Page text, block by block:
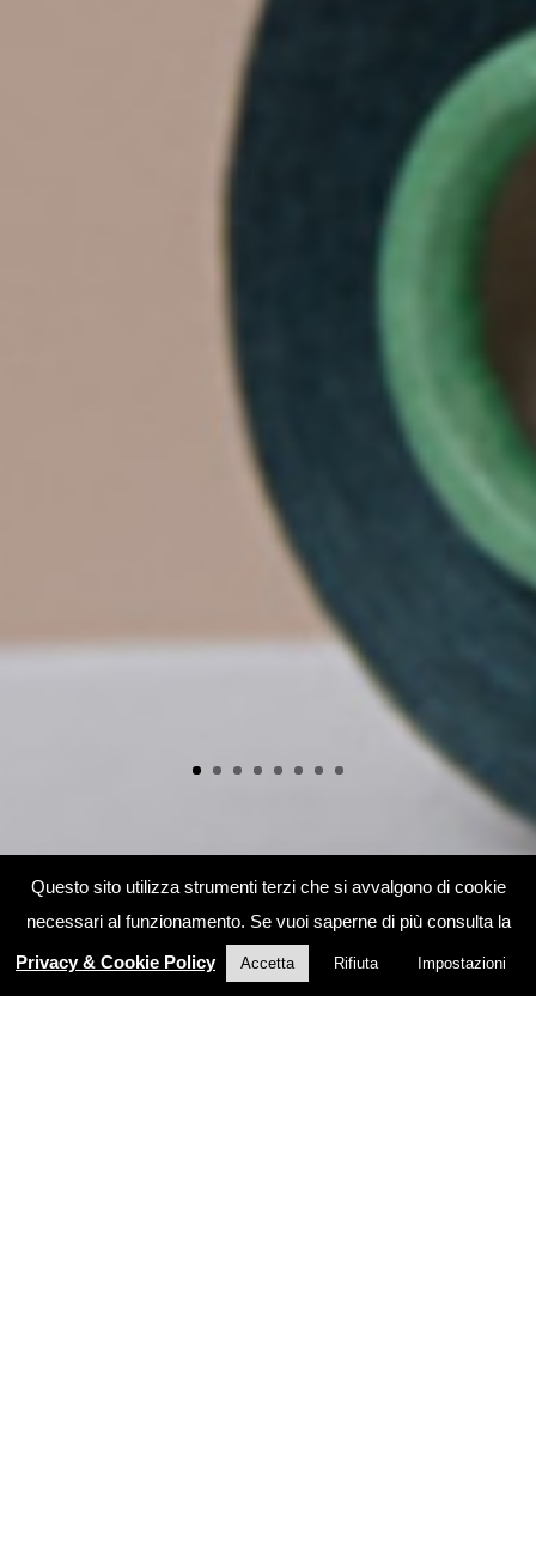
Questo sito utilizza strumenti terzi che si avvalgono di cookie
necessari al funzionamento. Se vuoi saperne di più consulta la
Privacy & Cookie Policy
Accetta Rifiuta Impostazioni